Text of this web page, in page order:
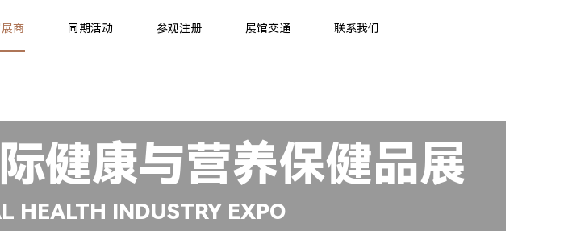
商 同期活动 参观注册 展馆交通 联系我们
健康与营养保健品展
HEALTH INDUSTRY EXPO